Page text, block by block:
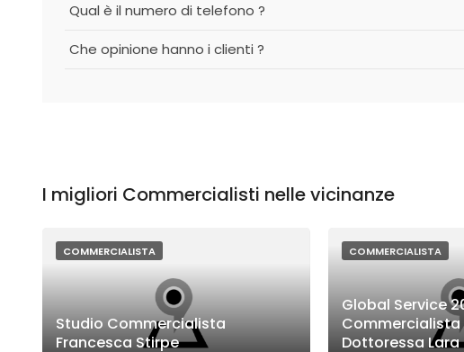
Qual è il numero di telefono ?
Che opinione hanno i clienti ?
I migliori Commercialisti nelle vicinanze
COMMERCIALISTA
Studio Commercialista
Francesca Stirpe
COMMERCIALISTA
Global Service
Commercialista
Dottoressa Lara